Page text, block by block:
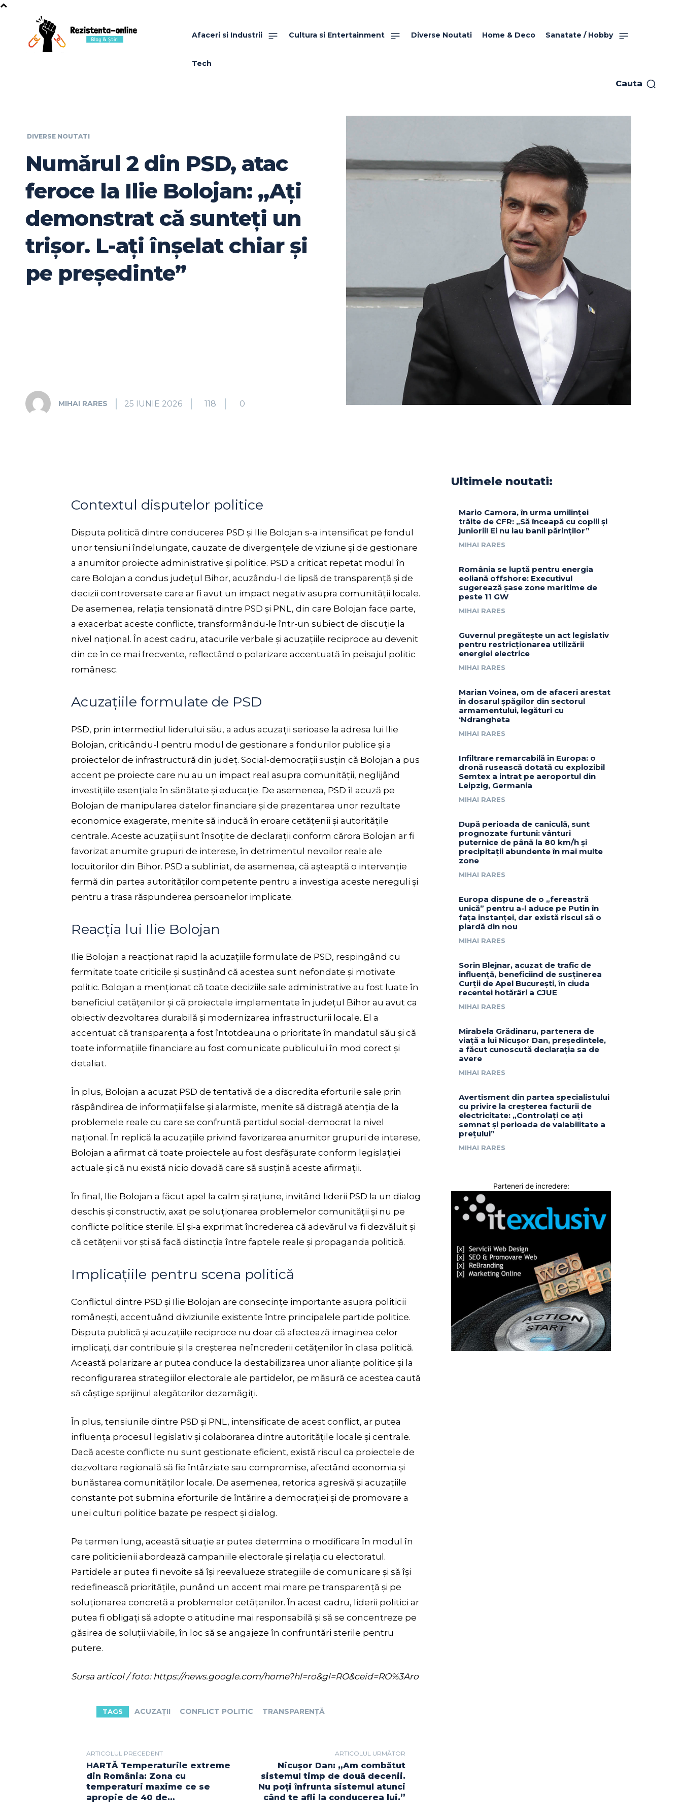
Afaceri si Industrii Cultura si Entertainment Diverse Noutati Home & Deco Sanatate / Hobby
Tech
Cauta
DIVERSE NOUTATI
Numărul 2 din PSD, atac
feroce la Ilie Bolojan: „Aţi
demonstrat că sunteţi un
trișor. L-aţi înșelat chiar şi
pe președinte”
MIHAI RARES 25 IUNIE 2026 118 0
Contextul disputelor politice
Disputa politică dintre conducerea PSD și Ilie Bolojan s-a intensificat pe fondul
unor tensiuni îndelungate, cauzate de divergențele de viziune și de gestionare
a anumitor proiecte administrative și politice. PSD a criticat repetat modul în
care Bolojan a condus județul Bihor, acuzându-l de lipsă de transparență și de
decizii controversate care ar fi avut un impact negativ asupra comunității locale.
De asemenea, relația tensionată dintre PSD și PNL, din care Bolojan face parte,
a exacerbat aceste conflicte, transformându-le într-un subiect de discuție la
nivel național. În acest cadru, atacurile verbale și acuzațiile reciproce au devenit
din ce în ce mai frecvente, reflectând o polarizare accentuată în peisajul politic
românesc.
Acuzațiile formulate de PSD
PSD, prin intermediul liderului său, a adus acuzații serioase la adresa lui Ilie
Bolojan, criticându-l pentru modul de gestionare a fondurilor publice și a
proiectelor de infrastructură din județ. Social-democrații susțin că Bolojan a pus
accent pe proiecte care nu au un impact real asupra comunității, neglijând
investițiile esențiale în sănătate și educație. De asemenea, PSD îl acuză pe
Bolojan de manipularea datelor financiare și de prezentarea unor rezultate
economice exagerate, menite să inducă în eroare cetățenii și autoritățile
centrale. Aceste acuzații sunt însoțite de declarații conform cărora Bolojan ar fi
favorizat anumite grupuri de interese, în detrimentul nevoilor reale ale
locuitorilor din Bihor. PSD a subliniat, de asemenea, că așteaptă o intervenție
fermă din partea autorităților competente pentru a investiga aceste nereguli și
pentru a trasa răspunderea persoanelor implicate.
Reacția lui Ilie Bolojan
Ilie Bolojan a reacționat rapid la acuzațiile formulate de PSD, respingând cu
fermitate toate criticile și susținând că acestea sunt nefondate și motivate
politic. Bolojan a menționat că toate deciziile sale administrative au fost luate în
beneficiul cetățenilor și că proiectele implementate în județul Bihor au avut ca
obiectiv dezvoltarea durabilă și modernizarea infrastructurii locale. El a
accentuat că transparența a fost întotdeauna o prioritate în mandatul său și că
toate informațiile financiare au fost comunicate publicului în mod corect și
detaliat.
În plus, Bolojan a acuzat PSD de tentativă de a discredita eforturile sale prin
răspândirea de informații false și alarmiste, menite să distragă atenția de la
problemele reale cu care se confruntă partidul social-democrat la nivel
național. În replică la acuzațiile privind favorizarea anumitor grupuri de interese,
Bolojan a afirmat că toate proiectele au fost desfășurate conform legislației
actuale și că nu există nicio dovadă care să susțină aceste afirmații.
În final, Ilie Bolojan a făcut apel la calm și rațiune, invitând liderii PSD la un dialog
deschis și constructiv, axat pe soluționarea problemelor comunității și nu pe
conflicte politice sterile. El și-a exprimat încrederea că adevărul va fi dezvăluit și
că cetățenii vor ști să facă distincția între faptele reale și propaganda politică.
Implicațiile pentru scena politică
Conflictul dintre PSD și Ilie Bolojan are consecințe importante asupra politicii
românești, accentuând diviziunile existente între principalele partide politice.
Disputa publică și acuzațiile reciproce nu doar că afectează imaginea celor
implicați, dar contribuie și la creșterea neîncrederii cetățenilor în clasa politică.
Această polarizare ar putea conduce la destabilizarea unor alianțe politice și la
reconfigurarea strategiilor electorale ale partidelor, pe măsură ce acestea caută
să câștige sprijinul alegătorilor dezamăgiți.
În plus, tensiunile dintre PSD și PNL, intensificate de acest conflict, ar putea
influența procesul legislativ și colaborarea dintre autoritățile locale și centrale.
Dacă aceste conflicte nu sunt gestionate eficient, există riscul ca proiectele de
dezvoltare regională să fie întârziate sau compromise, afectând economia și
bunăstarea comunităților locale. De asemenea, retorica agresivă și acuzațiile
constante pot submina eforturile de întărire a democrației și de promovare a
unei culturi politice bazate pe respect și dialog.
Pe termen lung, această situație ar putea determina o modificare în modul în
care politicienii abordează campaniile electorale și relația cu electoratul.
Partidele ar putea fi nevoite să își reevalueze strategiile de comunicare și să își
redefinească prioritățile, punând un accent mai mare pe transparență și pe
soluționarea concretă a problemelor cetățenilor. În acest cadru, liderii politici ar
putea fi obligați să adopte o atitudine mai responsabilă și să se concentreze pe
găsirea de soluții viabile, în loc să se angajeze în confruntări sterile pentru
putere.
Sursa articol / foto: https://news.google.com/home?hl=ro&gl=RO&ceid=RO%3Aro
TAGS ACUZAȚII CONFLICT POLITIC TRANSPARENȚĂ
ARTICOLUL PRECEDENT
HARTĂ Temperaturile extreme
din România: Zona cu
temperaturi maxime ce se
apropie de 40 de…
ARTICOLUL URMĂTOR
Nicușor Dan: „Am combătut
sistemul timp de două decenii.
Nu poți înfrunta sistemul atunci
când te afli la conducerea lui.”
Ultimele noutati:
Mario Camora, în urma umilinței
trăite de CFR: „Să înceapă cu copiii și
juniorii! Ei nu iau banii părinților”
MIHAI RARES
România se luptă pentru energia
eoliană offshore: Executivul
sugerează șase zone maritime de
peste 11 GW
MIHAI RARES
Guvernul pregătește un act legislativ
pentru restricționarea utilizării
energiei electrice
MIHAI RARES
Marian Voinea, om de afaceri arestat
în dosarul șpăgilor din sectorul
armamentului, legături cu
‘Ndrangheta
MIHAI RARES
Infiltrare remarcabilă în Europa: o
dronă rusească dotată cu explozibil
Semtex a intrat pe aeroportul din
Leipzig, Germania
MIHAI RARES
După perioada de caniculă, sunt
prognozate furtuni: vânturi
puternice de până la 80 km/h și
precipitații abundente în mai multe
zone
MIHAI RARES
Europa dispune de o „fereastră
unică” pentru a-l aduce pe Putin în
fața instanței, dar există riscul să o
piardă din nou
MIHAI RARES
Sorin Blejnar, acuzat de trafic de
influență, beneficiind de susținerea
Curții de Apel București, în ciuda
recentei hotărâri a CJUE
MIHAI RARES
Mirabela Grădinaru, partenera de
viață a lui Nicușor Dan, președintele,
a făcut cunoscută declarația sa de
avere
MIHAI RARES
Avertisment din partea specialistului
cu privire la creșterea facturii de
electricitate: „Controlați ce ați
semnat și perioada de valabilitate a
prețului”
MIHAI RARES
Parteneri de incredere: